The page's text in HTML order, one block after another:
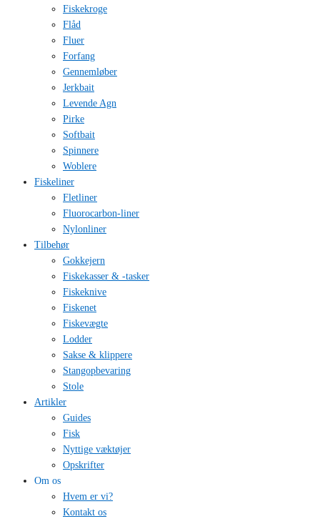
Fiskekroge
Flåd
Fluer
Forfang
Gennemløber
Jerkbait
Levende Agn
Pirke
Softbait
Spinnere
Woblere
Fiskeliner
Fletliner
Fluorocarbon-liner
Nylonliner
Tilbehør
Gokkejern
Fiskekasser & -tasker
Fiskeknive
Fiskenet
Fiskevægte
Lodder
Sakse & klippere
Stangopbevaring
Stole
Artikler
Guides
Fisk
Nyttige væktøjer
Opskrifter
Om os
Hvem er vi?
Kontakt os